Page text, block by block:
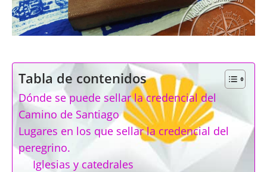
Tabla de contenidos
Dónde se puede sellar la credencial del
Camino de Santiago
Lugares en los que sellar la credencial del
peregrino.
Iglesias y catedrales